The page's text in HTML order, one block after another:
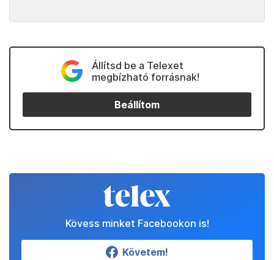
Állítsd be a Telexet
megbízható forrásnak!
Beállítom
Kövess minket Facebookon is!
Követem!